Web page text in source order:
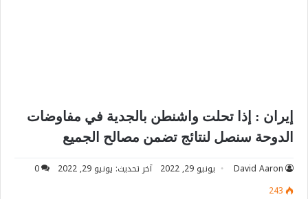
إيران : إذا تحلت واشنطن بالجدية في مفاوضات
الدوحة سنصل لنتائج تضمن مصالح الجميع
David Aaron يونيو 29, 2022 آخر تحديث: يونيو 29, 2022
0
243